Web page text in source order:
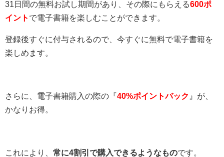
31日間の無料お試し期間があり、その際にもらえる600ポ
イント で電子書籍を楽しむことができます。
登録後すぐに付与されるので、今すぐに無料で電子書籍を
楽しめます。
さらに、電子書籍購入の際の『40%ポイントバック 』が、
かなりお得。
これにより、 常に4割引で購入できるようなものです。